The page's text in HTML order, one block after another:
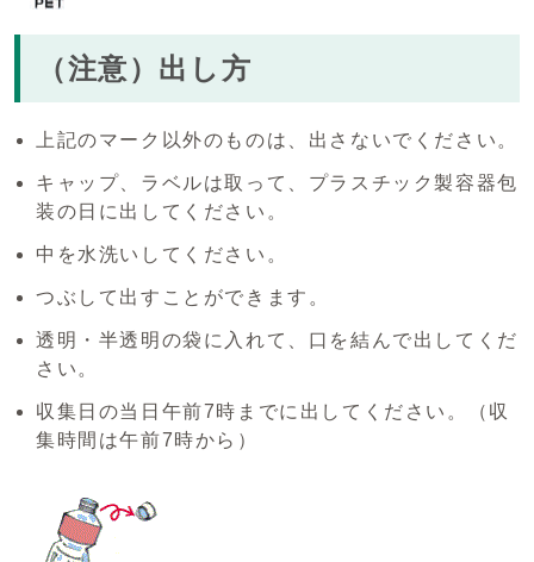
（注意）出し方
上記のマーク以外のものは、出さないでください。
キャップ、ラベルは取って、プラスチック製容器包
装の日に出してください。
中を水洗いしてください。
つぶして出すことができます。
透明・半透明の袋に入れて、口を結んで出してくだ
さい。
収集日の当日午前7時までに出してください。（収
集時間は午前7時から）